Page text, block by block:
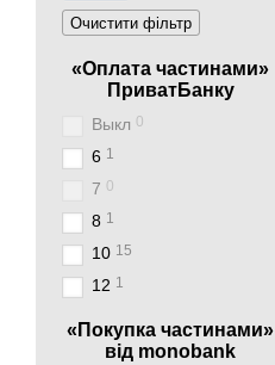
Очистити фільтр
«Оплата частинами»
ПриватБанку
Выкл 0
6 1
7 0
8 1
10 15
12 1
«Покупка частинами»
від monobank